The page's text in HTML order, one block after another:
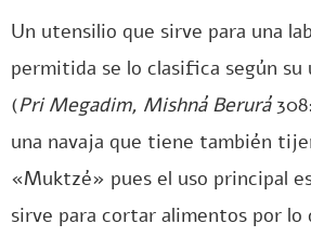
Un utensilio que sirve para una
permitida se lo clasifica según su
(Pri Megadim, Mishná Berurá
una navaja que tiene también
«Muktzé» pues el uso principal
sirve para cortar alimentos por lo